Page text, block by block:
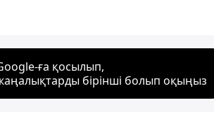
ға қосылып,
бірінші болып оқыңыз